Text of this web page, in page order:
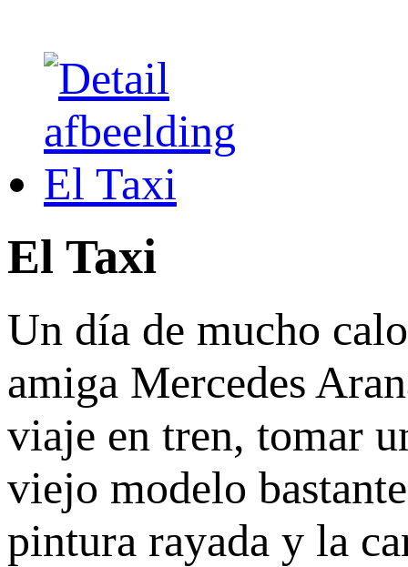
El Taxi
Un día de mucho
amiga Mercedes
viaje en tren, tomar
viejo modelo
pintura rayada y la